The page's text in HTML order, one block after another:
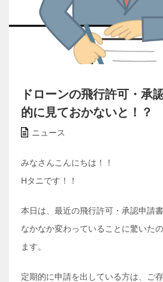
ドローンの飛行許可・承
的に見ておかないと！？
ニュース
みなさんこんにちは！！
Hタニです！！
本日は、最近の飛行許可・承認申請書
なかなか変わっていることに驚いた
ます。
定期的に申請を出している方は、ご